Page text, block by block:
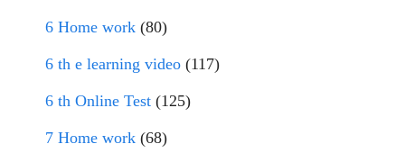
6 Home work (80)
6 th e learning video (117)
6 th Online Test (125)
7 Home work (68)